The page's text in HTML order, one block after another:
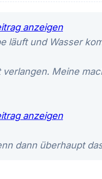
läuft und Wasser
Meine
dann überhaupt